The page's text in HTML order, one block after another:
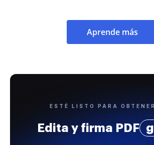
Aprende más
ESTÉ LISTO PARA
Edita y firma PDF